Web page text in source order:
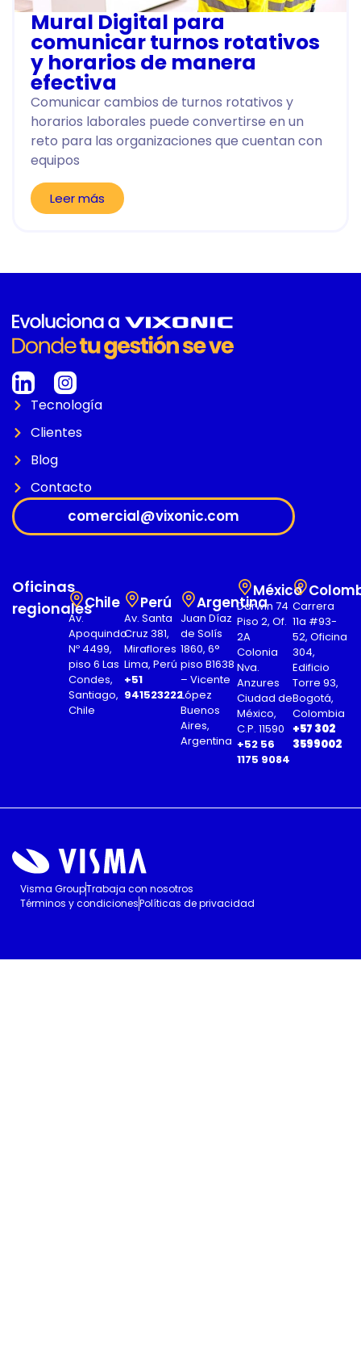
Mural Digital para
comunicar turnos rotativos
y horarios de manera
efectiva
Comunicar cambios de turnos rotativos y
horarios laborales puede convertirse en un
reto para las organizaciones que cuentan con
equipos
Leer más
Tecnología
Clientes
Blog
Contacto
comercial@vixonic.com
Oficinas
regionalesChile
Av.
Apoquindo
Nº 4499,
piso 6 Las
Condes,
Santiago,
Chile
Perú
Av. Santa
Cruz 381,
Miraflores
Lima, Perú
+51
941523222
Argentina
Juan Díaz
de Solís
1860, 6°
piso B1638
– Vicente
López
Buenos
Aires,
Argentina
México
Darwin 74
Piso 2, Of.
2A
Colonia
Nva.
Anzures
Ciudad de
México,
C.P. 11590
+52 56
1175 9084
Carrera
11a #93-
52, Oficina
304,
Edificio
Torre 93,
Bogotá,
Colombia
+57 302
3599002
Visma GroupTrabaja con nosotros
Términos y condicionesPolíticas de privacidad